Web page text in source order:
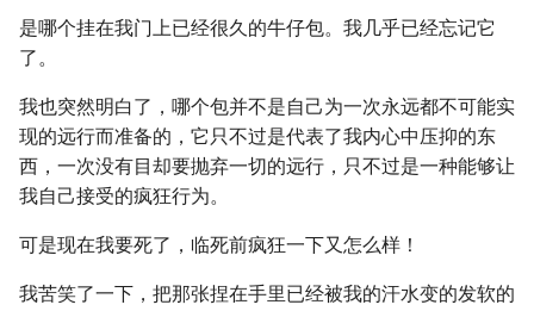
是哪个挂在我门上已经很久的牛仔包。我几乎已经忘记它
了。
我也突然明白了，哪个包并不是自己为一次永远都不可能实
现的远行而准备的，它只不过是代表了我内心中压抑的东
西，一次没有目却要抛弃一切的远行，只不过是一种能够让
我自己接受的疯狂行为。
可是现在我要死了，临死前疯狂一下又怎么样！
我苦笑了一下，把那张捏在手里已经被我的汗水变的发软的